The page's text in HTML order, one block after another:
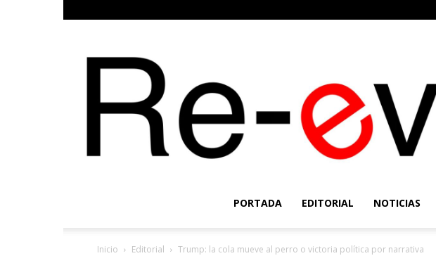
PORTADA EDITORIAL NOTICIAS
Inicio Editorial Trump: la cola mueve al perro o victoria política por narrativa